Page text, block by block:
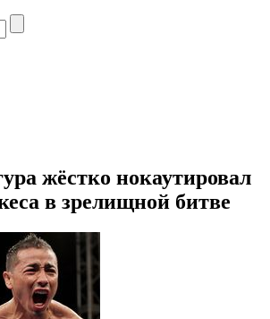
жёстко нокаутировал
в зрелищной битве